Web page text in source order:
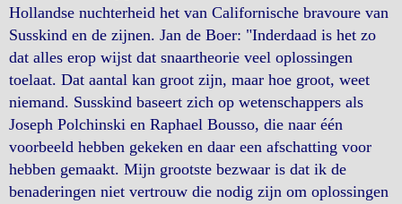
Hollandse nuchterheid het van Californische bravoure van
Susskind en de zijnen. Jan de Boer: "Inderdaad is het zo
dat alles erop wijst dat snaartheorie veel oplossingen
toelaat. Dat aantal kan groot zijn, maar hoe groot, weet
niemand. Susskind baseert zich op wetenschappers als
Joseph Polchinski en Raphael Bousso, die naar één
voorbeeld hebben gekeken en daar een afschatting voor
hebben gemaakt. Mijn grootste bezwaar is dat ik de
benaderingen niet vertrouw die nodig zijn om oplossingen